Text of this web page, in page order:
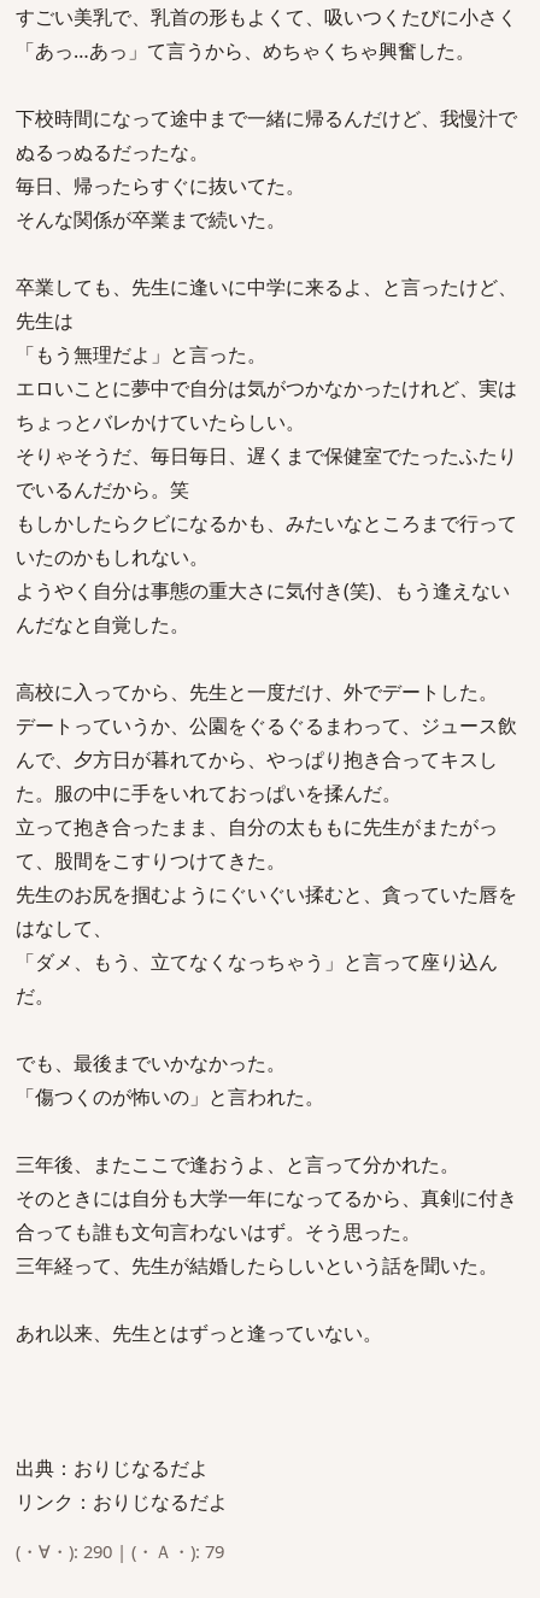
すごい美乳で、乳首の形もよくて、吸いつくたびに小さく
「あっ…あっ」て言うから、めちゃくちゃ興奮した。
下校時間になって途中まで一緒に帰るんだけど、我慢汁で
ぬるっぬるだったな。
毎日、帰ったらすぐに抜いてた。
そんな関係が卒業まで続いた。
卒業しても、先生に逢いに中学に来るよ、と言ったけど、
先生は
「もう無理だよ」と言った。
エロいことに夢中で自分は気がつかなかったけれど、実は
ちょっとバレかけていたらしい。
そりゃそうだ、毎日毎日、遅くまで保健室でたったふたり
でいるんだから。笑
もしかしたらクビになるかも、みたいなところまで行って
いたのかもしれない。
ようやく自分は事態の重大さに気付き(笑)、もう逢えない
んだなと自覚した。
高校に入ってから、先生と一度だけ、外でデートした。
デートっていうか、公園をぐるぐるまわって、ジュース飲
んで、夕方日が暮れてから、やっぱり抱き合ってキスし
た。服の中に手をいれておっぱいを揉んだ。
立って抱き合ったまま、自分の太ももに先生がまたがっ
て、股間をこすりつけてきた。
先生のお尻を掴むようにぐいぐい揉むと、貪っていた唇を
はなして、
「ダメ、もう、立てなくなっちゃう」と言って座り込ん
だ。
でも、最後までいかなかった。
「傷つくのが怖いの」と言われた。
三年後、またここで逢おうよ、と言って分かれた。
そのときには自分も大学一年になってるから、真剣に付き
合っても誰も文句言わないはず。そう思った。
三年経って、先生が結婚したらしいという話を聞いた。
あれ以来、先生とはずっと逢っていない。
出典：おりじなるだよ
リンク：おりじなるだよ
(・∀・): 290 | (・Ａ・): 79